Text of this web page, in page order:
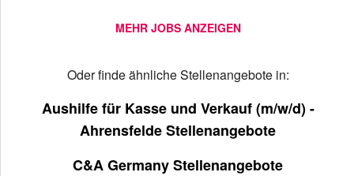
MEHR JOBS ANZEIGEN
Oder finde ähnliche Stellenangebote in:
Aushilfe für Kasse und Verkauf (m/w/d) -
Ahrensfelde Stellenangebote
C&A Germany Stellenangebote